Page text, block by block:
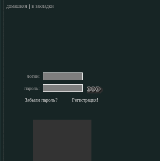
домашняя | в закладки
логин:
пароль:
Забыли пароль? Регистрация!